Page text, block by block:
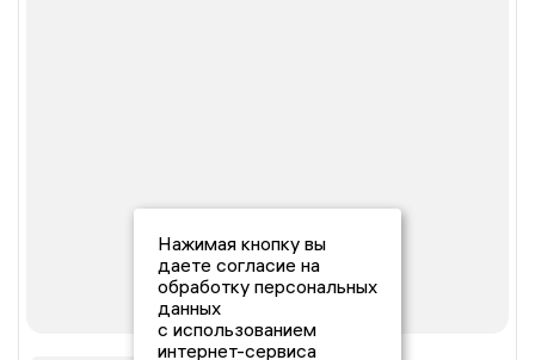
Нажимая кнопку вы
даете согласие на
обработку персональных
данных
с использованием
интернет-сервиса